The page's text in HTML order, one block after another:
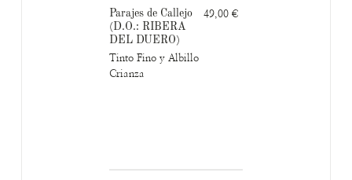
Parajes de Callejo
(D.O.: RIBERA
DEL DUERO)
Tinto Fino y Albillo
Crianza
49,00 €